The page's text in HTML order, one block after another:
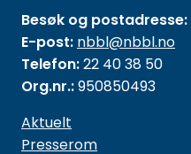
Besøk og postadresse:
E-post: nbbl@nbbl.no
Telefon:22 40 38 50
Org.nr.:950850493
Aktuelt
Presserom